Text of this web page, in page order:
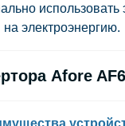
использовать
электроэнергию.
Afore